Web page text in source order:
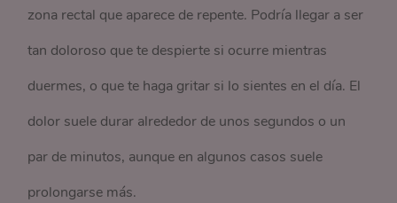
zona rectal que aparece de repente. Podría llegar a ser
tan doloroso que te despierte si ocurre mientras
duermes, o que te haga gritar si lo sientes en el día. El
dolor suele durar alrededor de unos segundos o un
par de minutos, aunque en algunos casos suele
prolongarse más.